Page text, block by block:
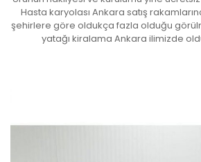
Hasta karyolası Ankara satış
şehirlere göre oldukça fazla olduğu
yatağı kiralama Ankara ilimizde